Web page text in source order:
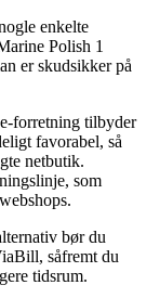
enkelte
Polish 1
er skudsikker på
forretning tilbyder
favorabel, så
netbutik.
som
bør du
såfremt du
tidsrum.